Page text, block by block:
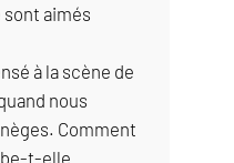
sont aimés
à la scène de
nous
Comment
t-elle